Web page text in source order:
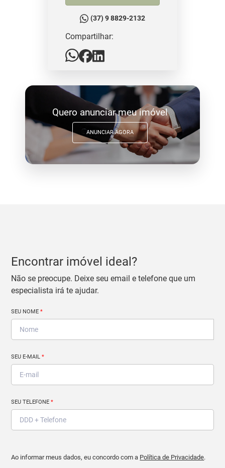
(37) 9 8829-2132
Compartilhar:
Quero anunciar meu imóvel
ANUNCIAR AGORA
Encontrar imóvel ideal?
Não se preocupe. Deixe seu email e telefone que um
especialista irá te ajudar.
SEU NOME*
SEU E-MAIL*
SEU TELEFONE*
Ao informar meus dados, eu concordo com a Política de Privacidade.